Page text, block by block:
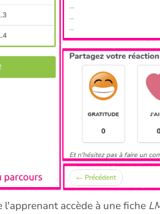
l'apprenant accède à une fiche